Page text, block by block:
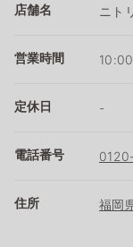
店舗名 ニト
営業時間
定休日 -
電話番号
住所 福岡